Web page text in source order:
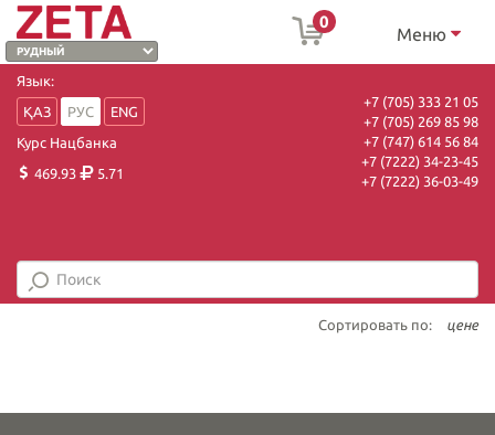
0
Меню
Язык:
ҚАЗ
РУС
ENG
Курс Нацбанка
469.93
5.71
+7 (705) 333 21 05
+7 (705) 269 85 98
+7 (747) 614 56 84
+7 (7222) 34-23-45
+7 (7222) 36-03-49
Сортировать по: цене